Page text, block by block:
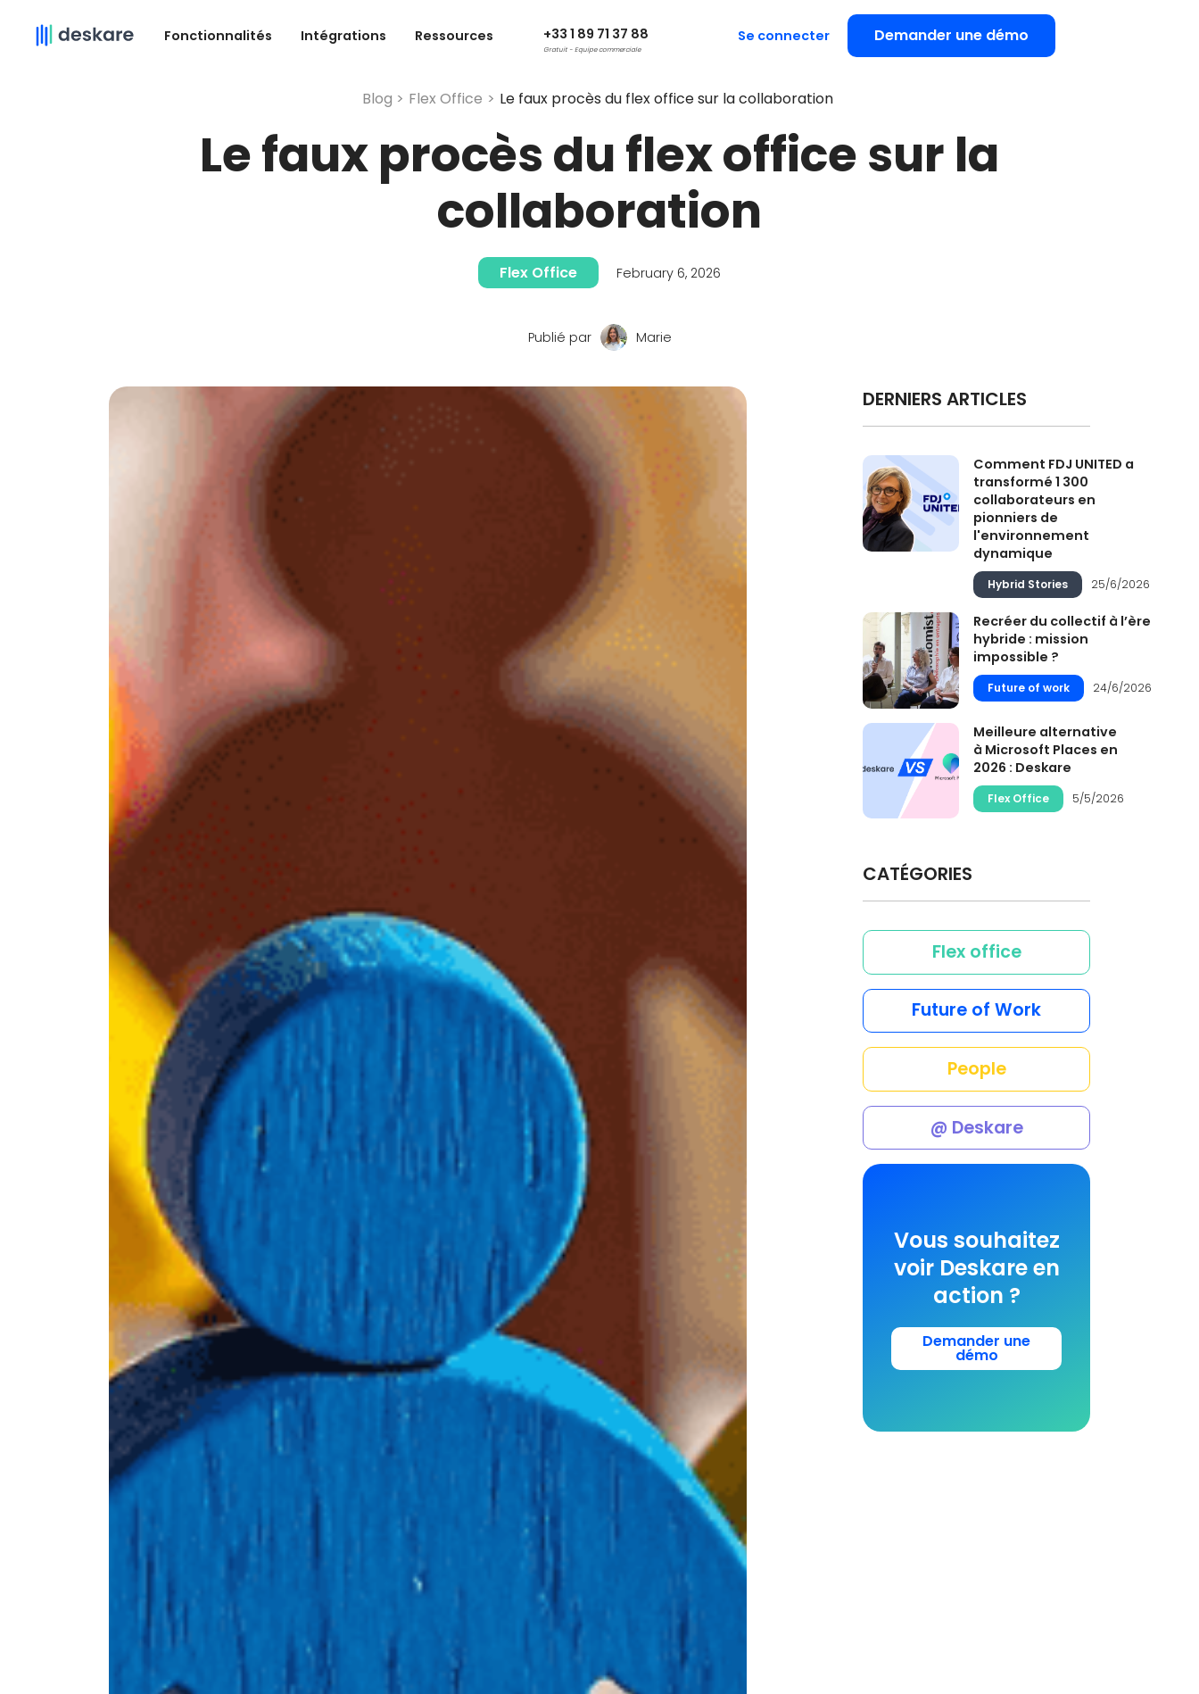
Fonctionnalités Intégrations Ressources +33 1 89 71 37 88
Gratuit - Equipe commerciale
Se connecter Demander une démo
Blog > Flex Office > Le faux procès du flex office sur la collaboration
Le faux procès du flex office sur la
collaboration
Flex Office February 6, 2026
Publié par Marie
DERNIERS ARTICLES
Comment FDJ UNITED a
transformé 1 300
collaborateurs en
pionniers de
l'environnement
dynamique
Hybrid Stories 25/6/2026
Recréer du collectif à l’ère
hybride : mission
impossible ?
Future of work 24/6/2026
Meilleure alternative
à Microsoft Places en
2026 : Deskare
Flex Office 5/5/2026
CATÉGORIES
Flex office
Future of Work
People
@ Deskare
Vous souhaitez
voir Deskare en
action ?
Demander une
démo